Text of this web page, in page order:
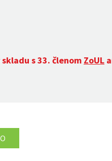
s 33. členom ZoUL